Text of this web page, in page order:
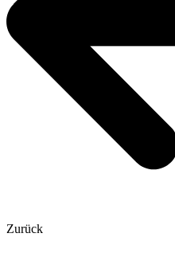
Zurück